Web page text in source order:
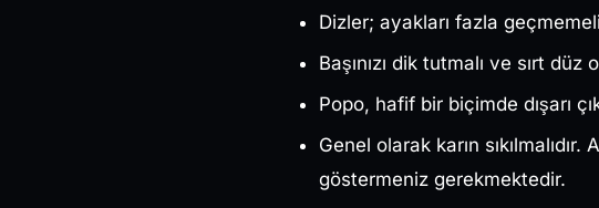
Dizler; ayakları fazla
Başınızı dik tutmalı ve sırt
Popo, hafif bir biçimde dışarı
Genel olarak karın
göstermeniz gerekmektedir.